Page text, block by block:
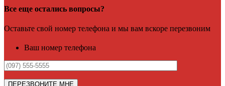
Все еще остались вопросы?
Оставьте свой номер телефона и мы вам вскоре перезвоним
Ваш номер телефона